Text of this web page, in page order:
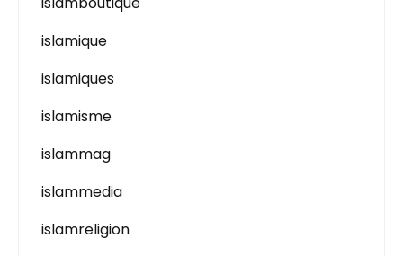
islamique
islamiques
islamisme
islammag
islammedia
islamreligion